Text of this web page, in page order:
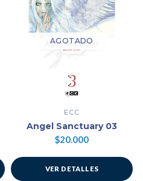
AGOTADO
ECC
Angel Sanctuary 03
$20.000
VER DETALLES